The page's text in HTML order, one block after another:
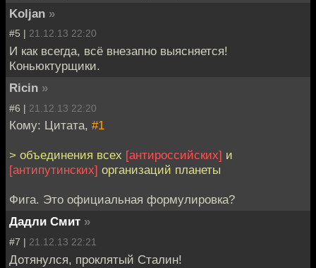
Koljan »
#5 | 21.12.13 22:20
И как всегда, всё внезапно выясняется!
Коньюктурщики.
Ricin »
#6 | 21.12.13 22:20
Кому: Цитата, #1
> объединения всех [антироссийских] и
[антипутинских] организаций планеты
Фига. Это официальная формулировка?
Дадли Смит »
#7 | 21.12.13 22:21
Дотянулся, проклятый Сталин!